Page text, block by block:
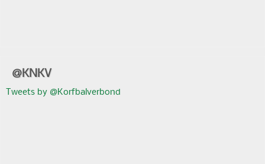
@KNKV
Tweets by @Korfbalverbond